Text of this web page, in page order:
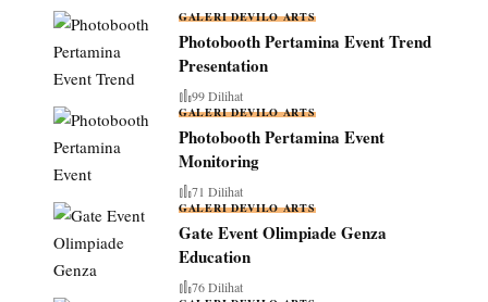
GALERI DEVILO ARTS
Photobooth Pertamina Event Trend
Presentation
99 Dilihat
GALERI DEVILO ARTS
Photobooth Pertamina Event
Monitoring
71 Dilihat
GALERI DEVILO ARTS
Gate Event Olimpiade Genza
Education
76 Dilihat